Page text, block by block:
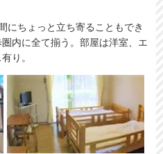
にちょっと立ち寄ることもでき
内に全て揃う。部屋は洋室、エ
り。